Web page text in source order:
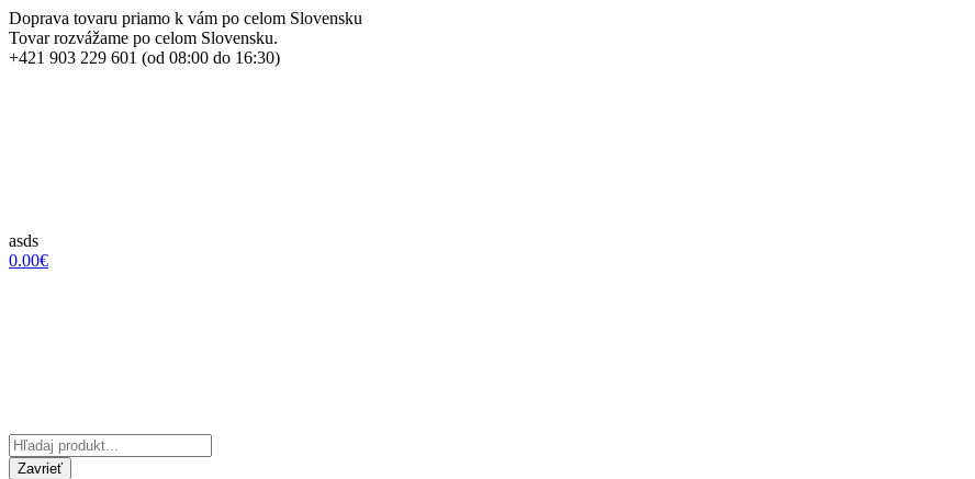
Doprava tovaru priamo k vám po celom Slovensku
Tovar rozvážame po celom Slovensku.
+421 903 229 601 (od 08:00 do 16:30)
asds
0.00€
Zavrieť